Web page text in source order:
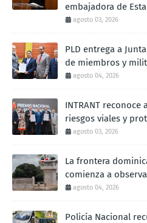
embajadora de
agosto 03, 2026
PLD entrega a
de miembros y
agosto 04, 2026
INTRANT reconoce
riesgos viales y
agosto 03, 2026
La frontera
comienza a
agosto 04, 2026
Policía Nacional